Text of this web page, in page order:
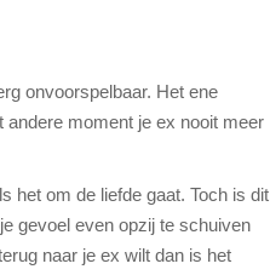
onvoorspelbaar. Het ene
andere moment je ex nooit meer
het om de liefde gaat. Toch is dit
gevoel even opzij te schuiven
naar je ex wilt dan is het